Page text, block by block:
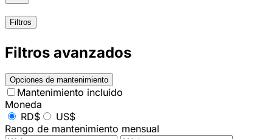
Filtros
Filtros avanzados
Opciones de mantenimiento
Mantenimiento incluido
Moneda
RD$
US$
Rango de mantenimiento mensual